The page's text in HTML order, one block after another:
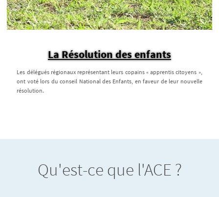
La Résolution des enfants
Les délégués régionaux représentant leurs copains « apprentis citoyens »,
ont voté lors du conseil National des Enfants, en faveur de leur nouvelle
résolution.
Qu'est-ce que l'ACE ?